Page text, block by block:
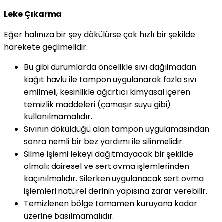
Leke Çıkarma
Eğer halınıza bir şey dökülürse çok hızlı bir şekilde
harekete geçilmelidir.
Bu gibi durumlarda öncelikle sıvı dağılmadan
kağıt havlu ile tampon uygulanarak fazla sıvı
emilmeli, kesinlikle ağartıcı kimyasal içeren
temizlik maddeleri (çamaşır suyu gibi)
kullanılmamalıdır.
Sıvının döküldüğü alan tampon uygulamasından
sonra nemli bir bez yardımı ile silinmelidir.
Silme işlemi lekeyi dağıtmayacak bir şekilde
olmalı; dairesel ve sert ovma işlemlerinden
kaçınılmalıdır. Silerken uygulanacak sert ovma
işlemleri natürel derinin yapısına zarar verebilir.
Temizlenen bölge tamamen kuruyana kadar
üzerine basılmamalıdır.